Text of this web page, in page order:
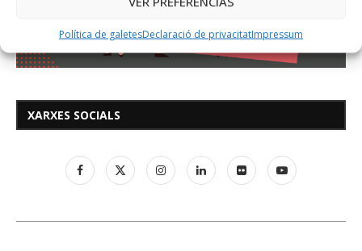
Política de galetesDeclaració de privacitatImpressum
XARXES SOCIALS